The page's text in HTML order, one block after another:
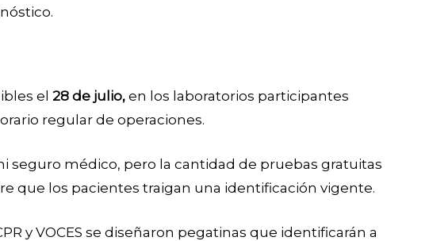
el 28 de julio, en los laboratorios participantes
regular de operaciones.
seguro médico, pero la cantidad de pruebas gratuitas
que los pacientes traigan una identificación vigente.
y VOCES se diseñaron pegatinas que identificarán a